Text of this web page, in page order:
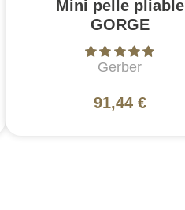
Mini pelle pliable
GORGE
Gerber
91,44 €